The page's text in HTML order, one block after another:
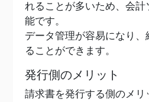
れることが多いため、会
能です。
データ管理が容易になり
ることができます。
発行側のメリット
請求書を発行する側のメリ